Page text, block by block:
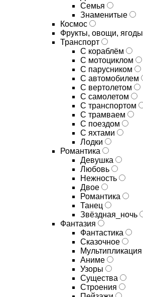
Семья
Знаменитые
Космос
Фрукты, овощи, ягоды
Транспорт
С кораблём
С мотоциклом
С парусником
С автомобилем
С вертолетом
С самолетом
С транспортом
С трамваем
С поездом
С яхтами
Лодки
Романтика
Девушка
Любовь
Нежность
Двое
Романтика
Танец
Звёздная_ночь
Фантазия
Фантастика
Сказочное
Мультипликация
Аниме
Узоры
Существа
Строения